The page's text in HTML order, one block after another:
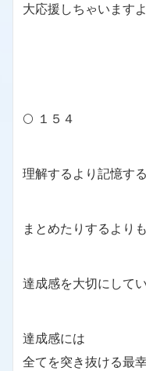
大応援しちゃいます
🌕 １５４
理解するより記憶す
まとめたりするよりも
達成感を大切にして
達成感には
全てを突き抜ける最